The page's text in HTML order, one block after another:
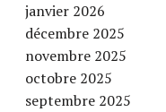
janvier 2026
décembre 2025
novembre 2025
octobre 2025
septembre 2025